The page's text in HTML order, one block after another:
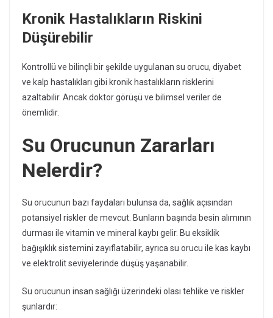
Kronik Hastalıkların Riskini
Düşürebilir
Kontrollü ve bilinçli bir şekilde uygulanan su orucu, diyabet
ve kalp hastalıkları gibi kronik hastalıkların risklerini
azaltabilir. Ancak doktor görüşü ve bilimsel veriler de
önemlidir.
Su Orucunun Zararları
Nelerdir?
Su orucunun bazı faydaları bulunsa da, sağlık açısından
potansiyel riskler de mevcut. Bunların başında besin alımının
durması ile vitamin ve mineral kaybı gelir. Bu eksiklik
bağışıklık sistemini zayıflatabilir, ayrıca su orucu ile kas kaybı
ve elektrolit seviyelerinde düşüş yaşanabilir.
Su orucunun insan sağlığı üzerindeki olası tehlike ve riskler
şunlardır: